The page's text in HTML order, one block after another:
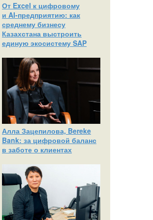
От Excel к цифровому
и AI‑предприятию: как
среднему бизнесу
Казахстана выстроить
единую экосистему SAP
Алла Зацепилова, Bereke
Bank: за цифровой баланс
в заботе о клиентах